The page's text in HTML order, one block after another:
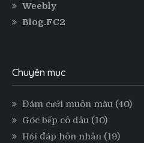
Weebly
Blog.FC2
Chuyên mục
Đám cưới muôn màu (40)
Góc bếp cô dâu (10)
Hỏi đáp hôn nhân (19)